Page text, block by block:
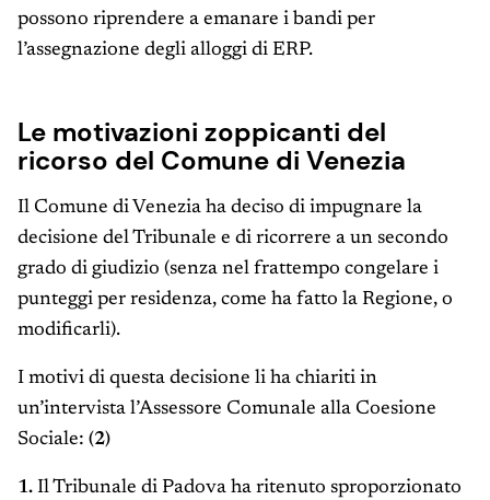
possono riprendere a emanare i bandi per
l’assegnazione degli alloggi di ERP.
Le motivazioni zoppicanti del
ricorso del Comune di Venezia
Il Comune di Venezia ha deciso di impugnare la
decisione del Tribunale e di ricorrere a un secondo
grado di giudizio (senza nel frattempo congelare i
punteggi per residenza, come ha fatto la Regione, o
modificarli).
I motivi di questa decisione li ha chiariti in
un’intervista l’Assessore Comunale alla Coesione
Sociale: (2)
1. Il Tribunale di Padova ha ritenuto sproporzionato